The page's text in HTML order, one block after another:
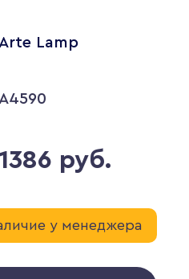
Arte Lamp
A4590
1386 руб.
у менеджера